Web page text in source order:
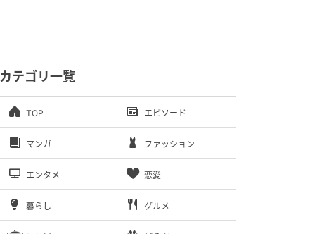
カテゴリ一覧
TOP エピソード
マンガ ファッション
エンタメ 恋愛
暮らし グルメ